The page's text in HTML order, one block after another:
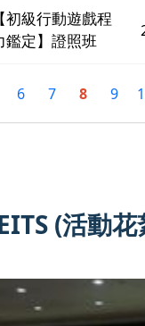
初級行動遊戲程
鑑定】證照班
6 7 8 9
(活動花